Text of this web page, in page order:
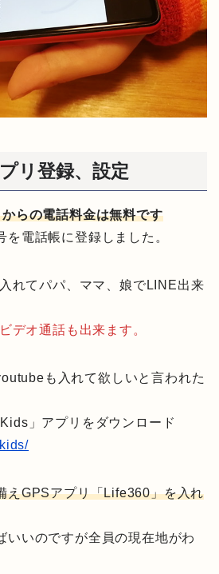
リ登録、設定
らの電話料金は無料です
電話帳に登録しました。
れてパパ、ママ、娘でLINE出来
デオ通話も出来ます。
も入れて欲しいと言われた
」アプリをダウンロード
えGPSアプリ「Life360」を入れ
いいのですが全員の現在地がわ